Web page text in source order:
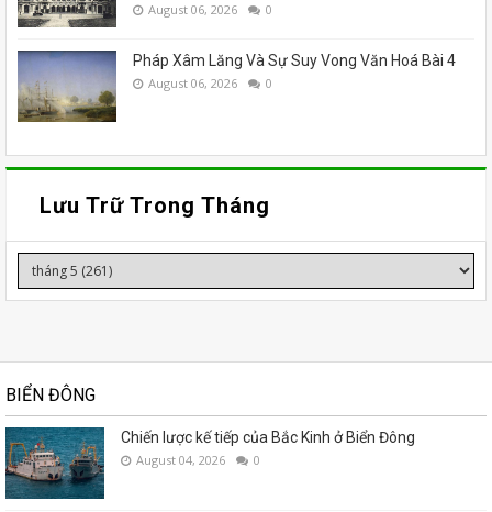
August 06, 2026 0
Pháp Xâm Lăng Và Sự Suy Vong Văn Hoá Bài 4
August 06, 2026 0
Lưu Trữ Trong Tháng
BIỂN ĐÔNG
Chiến lược kế tiếp của Bắc Kinh ở Biển Đông
August 04, 2026 0